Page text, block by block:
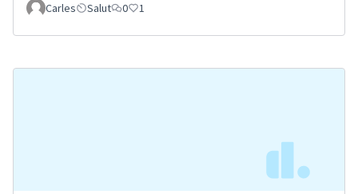
Carles Salut 0 1